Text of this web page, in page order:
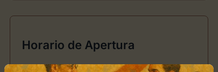
Horario de Apertura
Día Horarios